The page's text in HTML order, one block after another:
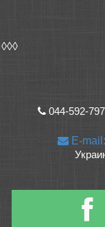
◊◊◊
044-592-
E-